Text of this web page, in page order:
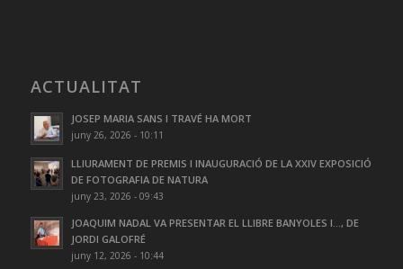
ACTUALITAT
JOSEP MARIA SANS I TRAVÉ HA MORT
juny 26, 2026 - 10:11
LLIURAMENT DE PREMIS I INAUGURACIÓ DE LA XXIV EXPOSICIÓ
DE FOTOGRAFIA DE NATURA
juny 23, 2026 - 09:43
JOAQUIM NADAL VA PRESENTAR EL LLIBRE BANYOLES I…, DE
JORDI GALOFRÉ
juny 12, 2026 - 10:44